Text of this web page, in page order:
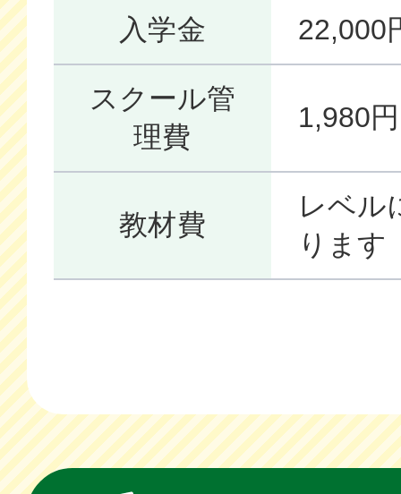
入学金 22,000
スクール管
理費
1,980
教材費
レベル
ります